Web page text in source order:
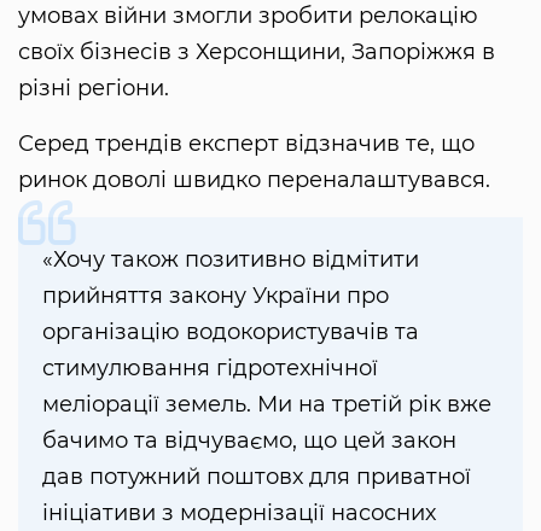
умовах війни змогли зробити релокацію
своїх бізнесів з Херсонщини, Запоріжжя в
різні регіони.
Серед трендів експерт відзначив те, що
ринок доволі швидко переналаштувався.
«Хочу також позитивно відмітити
прийняття закону України про
організацію водокористувачів та
стимулювання гідротехнічної
меліорації земель. Ми на третій рік вже
бачимо та відчуваємо, що цей закон
дав потужний поштовх для приватної
ініціативи з модернізації насосних